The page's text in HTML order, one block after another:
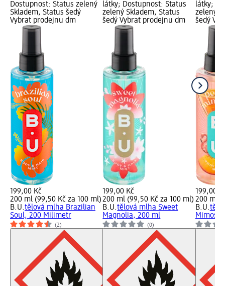
Dostupnost: Status zelený
Skladem, Status šedý
Vybrat prodejnu dm
199,00 Kč
200 ml (99,50 Kč za 100 ml)
B.U.tělová mlha Brazilian
Soul, 200 Milimetr
(2)
látky; Dostupnost: Status
zelený Skladem, Status
šedý Vybrat prodejnu dm
199,00 Kč
200 ml (99,50 Kč za 100 ml)
B.U.tělová mlha Sweet
Magnolia, 200 ml
(0)
látky;
zelený
šedý
199,00
200 ml
B.U.